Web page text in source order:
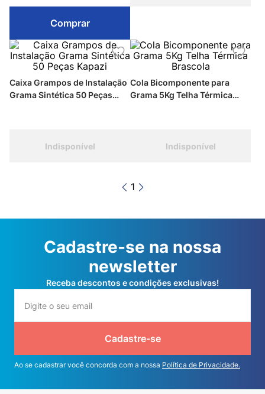
Comprar
Caixa Grampos de Instalação
Grama Sintética 50 Peças
Indisponível
Cola Bicomponente para
Grama 5Kg Telha Térmica
Indisponível
1
Cadastre-se na nossa
newsletter
Receba descontos e condições exclusivas!
Cadastre-se
Ao se cadastrar você concorda com a nossa Política de Privacidade.